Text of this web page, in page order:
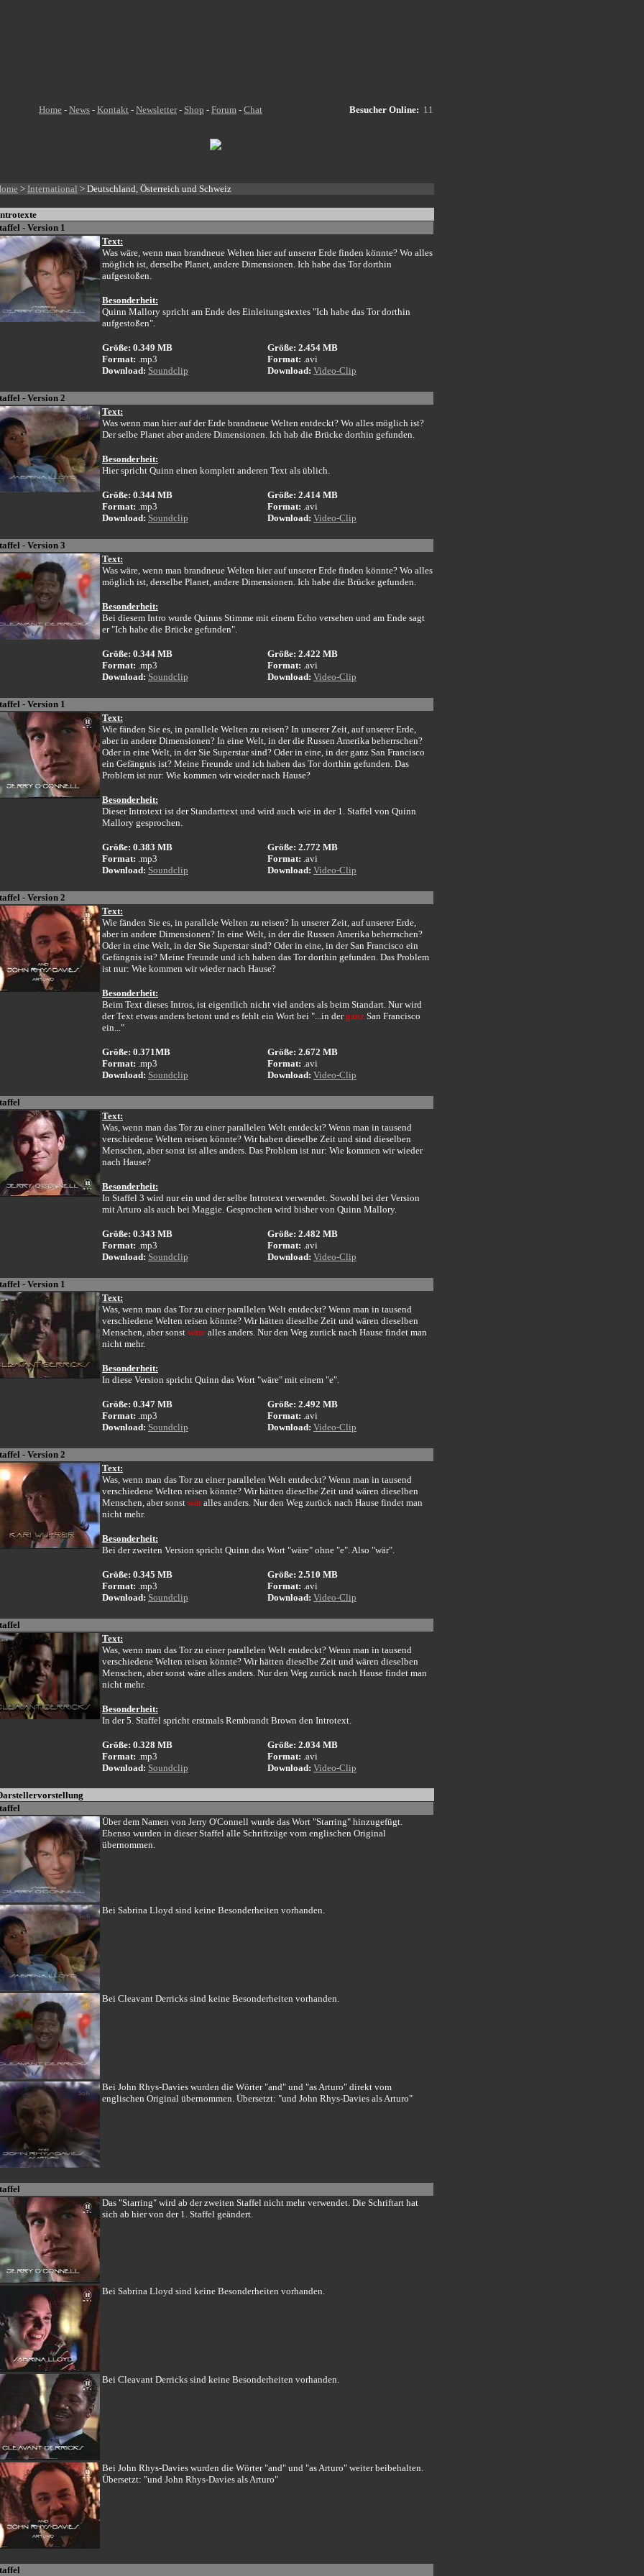
Home - News - Kontakt - Newsletter- Shop - Forum - Chat Besucher Online: 11
> International > Deutschland, Österreich und Schweiz
- Version 1
Text:
Was wäre, wenn man brandneue Welten hier auf unserer Erde finden könnte? Wo alles
möglich ist, derselbe Planet, andere Dimensionen. Ich habe das Tor dorthin
aufgestoßen.
Besonderheit:
Quinn Mallory spricht am Ende des Einleitungstextes "Ich habe das Tor dorthin
aufgestoßen".
Größe: 0.349 MB
Format: .mp3
Download: Soundclip
Größe: 2.454 MB
Format: .avi
Download: Video-Clip
- Version 2
Text:
Was wenn man hier auf der Erde brandneue Welten entdeckt? Wo alles möglich ist?
Der selbe Planet aber andere Dimensionen. Ich hab die Brücke dorthin gefunden.
Besonderheit:
Hier spricht Quinn einen komplett anderen Text als üblich.
Größe: 0.344 MB
Format: .mp3
Download: Soundclip
Größe: 2.414 MB
Format: .avi
Download: Video-Clip
- Version 3
Text:
Was wäre, wenn man brandneue Welten hier auf unserer Erde finden könnte? Wo alles
möglich ist, derselbe Planet, andere Dimensionen. Ich habe die Brücke gefunden.
Besonderheit:
Bei diesem Intro wurde Quinns Stimme mit einem Echo versehen und am Ende sagt
er "Ich habe die Brücke gefunden".
Größe: 0.344 MB
Format: .mp3
Download: Soundclip
Größe: 2.422 MB
Format: .avi
Download: Video-Clip
- Version 1
Text:
Wie fänden Sie es, in parallele Welten zu reisen? In unserer Zeit, auf unserer Erde,
aber in andere Dimensionen? In eine Welt, in der die Russen Amerika beherrschen?
Oder in eine Welt, in der Sie Superstar sind? Oder in eine, in der ganz San Francisco
ein Gefängnis ist? Meine Freunde und ich haben das Tor dorthin gefunden. Das
Problem ist nur: Wie kommen wir wieder nach Hause?
Besonderheit:
Dieser Introtext ist der Standarttext und wird auch wie in der 1. Staffel von Quinn
Mallory gesprochen.
Größe: 0.383 MB
Format: .mp3
Download: Soundclip
Größe: 2.772 MB
Format: .avi
Download: Video-Clip
- Version 2
Text:
Wie fänden Sie es, in parallele Welten zu reisen? In unserer Zeit, auf unserer Erde,
aber in andere Dimensionen? In eine Welt, in der die Russen Amerika beherrschen?
Oder in eine Welt, in der Sie Superstar sind? Oder in eine, in der San Francisco ein
Gefängnis ist? Meine Freunde und ich haben das Tor dorthin gefunden. Das Problem
ist nur: Wie kommen wir wieder nach Hause?
Besonderheit:
Beim Text dieses Intros, ist eigentlich nicht viel anders als beim Standart. Nur wird
der Text etwas anders betont und es fehlt ein Wort bei "...in derganz San Francisco
ein..."
Größe: 0.371MB
Format: .mp3
Download: Soundclip
Größe: 2.672 MB
Format: .avi
Download: Video-Clip
Text:
Was, wenn man das Tor zu einer parallelen Welt entdeckt? Wenn man in tausend
verschiedene Welten reisen könnte? Wir haben dieselbe Zeit und sind dieselben
Menschen, aber sonst ist alles anders. Das Problem ist nur: Wie kommen wir wieder
nach Hause?
Besonderheit:
In Staffel 3 wird nur ein und der selbe Introtext verwendet. Sowohl bei der Version
mit Arturo als auch bei Maggie. Gesprochen wird bisher von Quinn Mallory.
Größe: 0.343 MB
Format: .mp3
Download: Soundclip
Größe: 2.482 MB
Format: .avi
Download: Video-Clip
- Version 1
Text:
Was, wenn man das Tor zu einer parallelen Welt entdeckt? Wenn man in tausend
verschiedene Welten reisen könnte? Wir hätten dieselbe Zeit und wären dieselben
Menschen, aber sonst wäre alles anders. Nur den Weg zurück nach Hause findet man
nicht mehr.
Besonderheit:
In diese Version spricht Quinn das Wort "wäre" mit einem "e".
Größe: 0.347 MB
Format: .mp3
Download: Soundclip
Größe: 2.492 MB
Format: .avi
Download: Video-Clip
- Version 2
Text:
Was, wenn man das Tor zu einer parallelen Welt entdeckt? Wenn man in tausend
verschiedene Welten reisen könnte? Wir hätten dieselbe Zeit und wären dieselben
Menschen, aber sonst wäralles anders. Nur den Weg zurück nach Hause findet man
nicht mehr.
Besonderheit:
Bei der zweiten Version spricht Quinn das Wort "wäre" ohne "e". Also "wär".
Größe: 0.345 MB
Format: .mp3
Download: Soundclip
Größe: 2.510 MB
Format: .avi
Download: Video-Clip
Text:
Was, wenn man das Tor zu einer parallelen Welt entdeckt? Wenn man in tausend
verschiedene Welten reisen könnte? Wir hätten dieselbe Zeit und wären dieselben
Menschen, aber sonst wäre alles anders. Nur den Weg zurück nach Hause findet man
nicht mehr.
Besonderheit:
In der 5. Staffel spricht erstmals Rembrandt Brown den Introtext.
Größe: 0.328 MB
Format: .mp3
Download: Soundclip
Größe: 2.034 MB
Format: .avi
Download: Video-Clip
Über dem Namen von Jerry O'Connell wurde das Wort "Starring" hinzugefügt.
Ebenso wurden in dieser Staffel alle Schriftzüge vom englischen Original
übernommen.
Bei Sabrina Lloyd sind keine Besonderheiten vorhanden.
Bei Cleavant Derricks sind keine Besonderheiten vorhanden.
Bei John Rhys-Davies wurden die Wörter "and" und "as Arturo" direkt vom
englischen Original übernommen. Übersetzt: "und John Rhys-Davies als Arturo"
Das "Starring" wird ab der zweiten Staffel nicht mehr verwendet. Die Schriftart hat
sich ab hier von der 1. Staffel geändert.
Bei Sabrina Lloyd sind keine Besonderheiten vorhanden.
Bei Cleavant Derricks sind keine Besonderheiten vorhanden.
Bei John Rhys-Davies wurden die Wörter "and" und "as Arturo" weiter beibehalten.
Übersetzt: "und John Rhys-Davies als Arturo"